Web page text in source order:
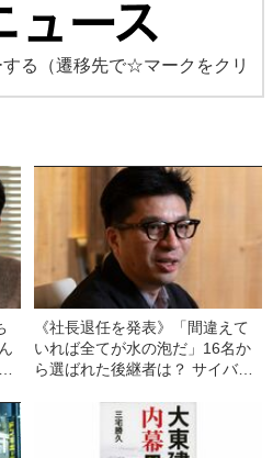
る
（遷移先で☆マークをクリ
《社長退任を発表》「間違えて
いれば全てが水の泡だ」16名か
ら選ばれた後継者は？ サイバー
が明かしていた“トップの条件”